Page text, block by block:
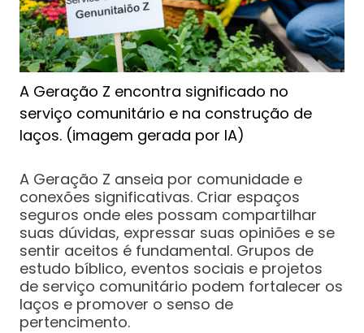
A Geração Z encontra significado no
serviço comunitário e na construção de
laços. (imagem gerada por IA)
A Geração Z anseia por comunidade e
conexões significativas. Criar espaços
seguros onde eles possam compartilhar
suas dúvidas, expressar suas opiniões e se
sentir aceitos é fundamental. Grupos de
estudo bíblico, eventos sociais e projetos
de serviço comunitário podem fortalecer os
laços e promover o senso de
pertencimento.